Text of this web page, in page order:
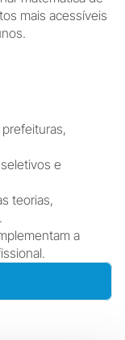
mais acessíveis
e
teorias,
a